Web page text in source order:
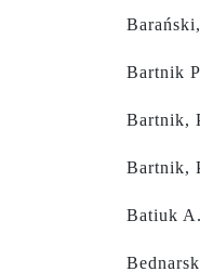
Bartnik
Bartnik,
Bartnik,
Batiuk